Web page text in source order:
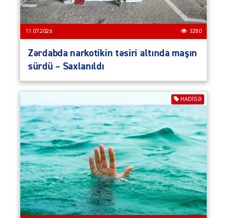
11.07.2026 3280
Zərdabda narkotikin təsiri altında maşın
sürdü – Saxlanıldı
HADISƏ